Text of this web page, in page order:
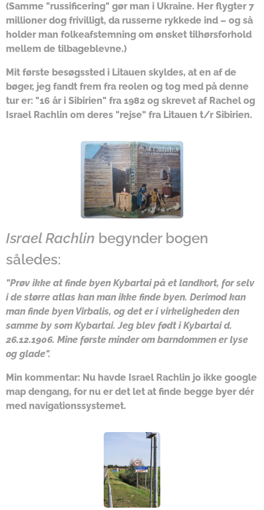
(Samme "russificering" gør man i Ukraine. Her flygter 7
millioner dog frivilligt, da russerne rykkede ind – og så
holder man folkeafstemning om ønsket tilhørsforhold
mellem de tilbageblevne.)
Mit første besøgssted i Litauen skyldes, at en af de
bøger, jeg fandt frem fra reolen og tog med på denne
tur er: "16 år i Sibirien" fra 1982 og skrevet af Rachel og
Israel Rachlin om deres "rejse" fra Litauen t/r Sibirien.
Israel Rachlin begynder bogen
således:
"Prøv ikke at finde byen Kybartai på et landkort, for selv
i de større atlas kan man ikke finde byen. Derimod kan
man finde byen Virbalis, og det er i virkeligheden den
samme by som Kybartai. Jeg blev født i Kybartai d.
26.12.1906. Mine første minder om barndommen er lyse
og glade".
Min kommentar: Nu havde Israel Rachlin jo ikke google
map dengang, for nu er det let at finde begge byer dér
med navigationssystemet.